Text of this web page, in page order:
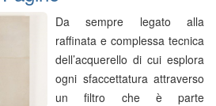
Da sempre legato alla
raffinata e complessa tecnica
dell’acquerello di cui esplora
ogni sfaccettatura attraverso
un filtro che è parte